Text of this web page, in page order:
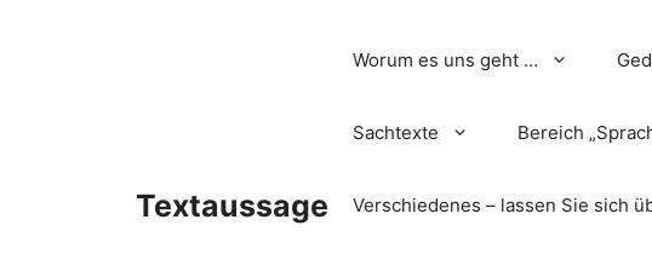
Textaussage
Worum es uns geht …
Sachtexte Bereich
Verschiedenes – lassen Sie sich